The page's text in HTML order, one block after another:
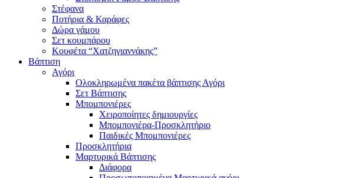
Στέφανα
Ποτήρια & Καράφες
Δώρα γάμου
Σετ κουμπάρου
Κουφέτα “Χατζηγιαννάκης”
Βάπτιση
Αγόρι
Ολοκληρωμένα πακέτα βάπτισης Αγόρι
Σετ Βάπτισης
Μπομπονιέρες
Χειροποίητες δημιουργίες
Μπομπονιέρα-Προσκλητήριο
Παιδικές Μπομπονιέρες
Προσκλητήρια
Μαρτυρικά Βάπτισης
Διάφορα